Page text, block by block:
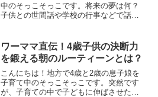
中のそっこそっこです。将来の夢は何？
子供との世間話や学校の行事などで話題
しかしたら子供の可能性を狭めてしまう
質問なのでは？と思った...
ワーママ直伝！4歳子供の決断力
を鍛える朝のルーティーンとは？
こんにちは！地方で4歳と2歳の息子娘を
子育て中のそっこそっこです。突然です
が、子育ての中で子どもに伸ばさせたい